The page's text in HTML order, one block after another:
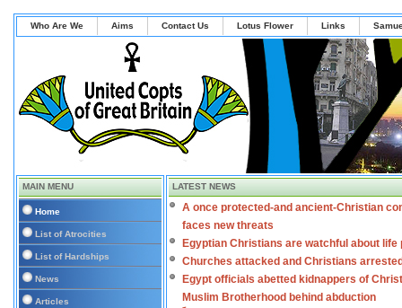
Who Are We Aims Contact Us Lotus Flower Links
MAIN MENU
Home
List of Atrocities
List of Hardships
News
Articles
LATEST NEWS
A once protected-and ancient-Christian
faces new threats
Egyptian Christians are watchful about life
Churches attacked and Christians
Egypt officials abetted kidnappers of
Muslim Brotherhood behind abduction